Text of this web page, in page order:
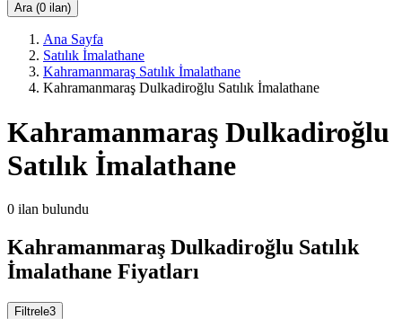
Ara (0 ilan)
Ana Sayfa
Satılık İmalathane
Kahramanmaraş Satılık İmalathane
Kahramanmaraş Dulkadiroğlu Satılık İmalathane
Kahramanmaraş Dulkadiroğlu
Satılık İmalathane
0 ilan bulundu
Kahramanmaraş Dulkadiroğlu Satılık
İmalathane Fiyatları
Filtrele3